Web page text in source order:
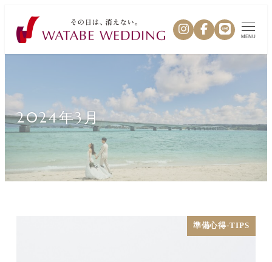
MENU
2024年3月
準備心得-TIPS